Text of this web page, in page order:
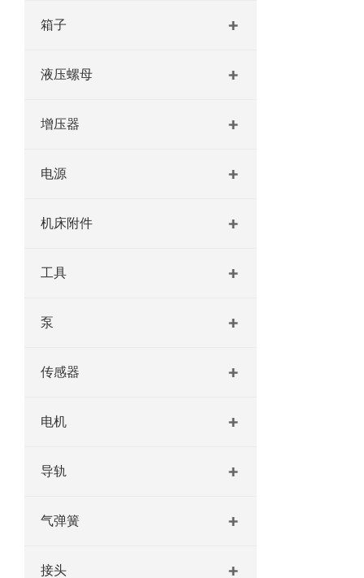
箱子
液压螺母
增压器
电源
机床附件
工具
泵
传感器
电机
导轨
气弹簧
接头